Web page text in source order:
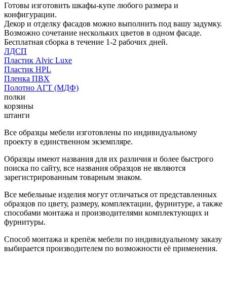
Готовы изготовить шкафы-купе любого размера и
конфигурации.
Декор и отделку фасадов можно выполнить под вашу задумку.
Возможно сочетание нескольких цветов в одном фасаде.
Бесплатная сборка в течение 1-2 рабочих дней.
ЛДСП
Пластик Alvic Luxe
Пластик HPL
Пленка ПВХ
Полотно АГТ (МДФ)
полки
корзины
штанги
Все образцы мебели изготовлены по индивидуальному
проекту в единственном экземпляре.
Образцы имеют названия для их различия и более быстрого
поиска по сайту, все названия образцов не являются
зарегистрированным товарным знаком.
Все мебельные изделия могут отличаться от представленных
образцов по цвету, размеру, комплектации, фурнитуре, а также
способами монтажа и производителями комплектующих и
фурнитуры.
Способ монтажа и крепёж мебели по индивидуальному заказу
выбирается производителем по возможности её применения.